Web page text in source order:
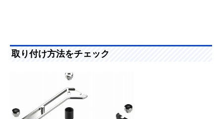
取り付け方法をチェック